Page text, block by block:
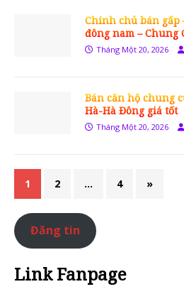
Chính chủ bán gấp
đông nam – Chung
Tháng Một 20, 2026
Bán căn hộ chung
Hà-Hà Đông giá tốt
Tháng Một 20, 2026
1 2 … 4 »
Đăng tin
Link Fanpage